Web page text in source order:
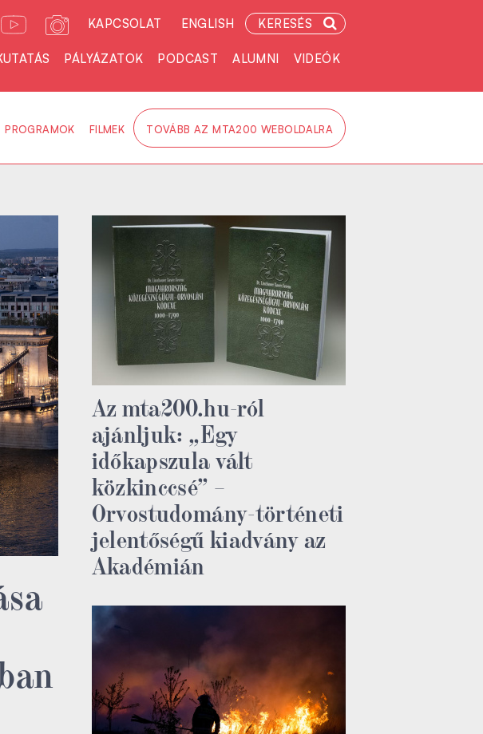
KAPCSOLAT ENGLISH KERESÉS
PÁLYÁZATOK PODCAST ALUMNI VIDEÓK
PROGRAMOK FILMEK TOVÁBB AZ MTA200 WEBOLDALRA
Az mta200.hu-ról
ajánljuk: „Egy
időkapszula vált
közkinccsé” –
Orvostudomány-történeti
jelentőségű kiadvány az
Akadémián